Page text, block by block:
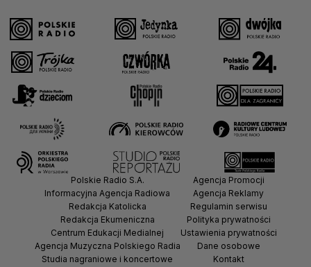
Polskie Radio S.A.
Informacyjna Agencja Radiowa
Redakcja Katolicka
Redakcja Ekumeniczna
Centrum Edukacji Medialnej
Agencja Muzyczna Polskiego Radia
Studia nagraniowe i koncertowe
Agencja Promocji
Agencja Reklamy
Regulamin serwisu
Polityka prywatności
Ustawienia prywatności
Dane osobowe
Kontakt